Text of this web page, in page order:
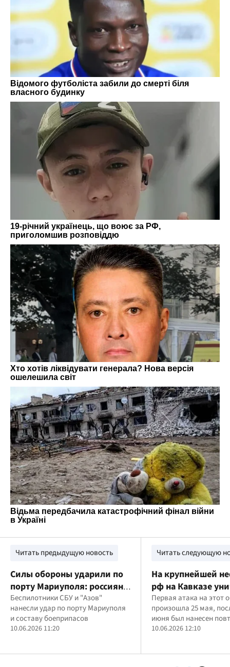
Читать предыдущую новость
Силы обороны ударили по
порту Мариуполя: россияне
потеряли важный
логистический узел
Беспилотники СБУ и "Азов"
нанесли удар по порту Мариуполя
и составу боеприпасов
10.06.2026 11:20
Читать следующую
На крупнейшей
рф на Кавказе
до 5 резервуаров
атаки -
Первая атака на этот
произошла 25 мая,
июня был нанесен
10.06.2026 12:10